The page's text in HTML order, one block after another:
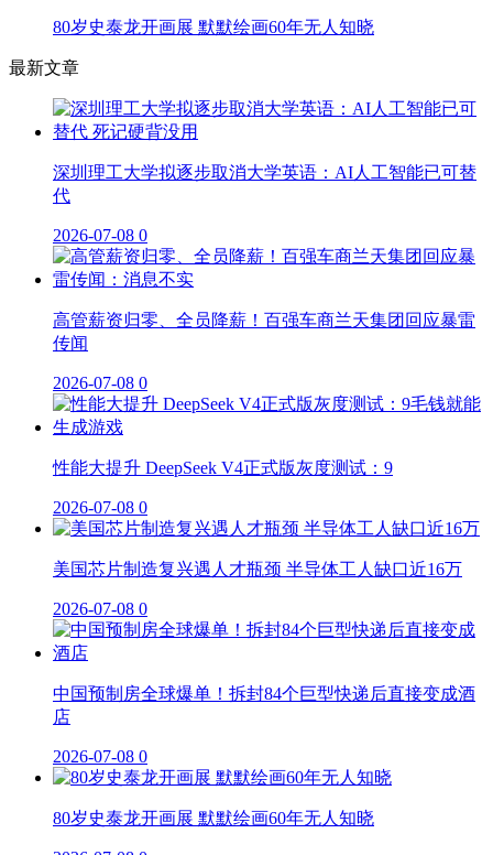
80岁史泰龙开画展 默默绘画60年无人知晓
最新文章
深圳理工大学拟逐步取消大学英语：AI人工智能已可替
代
2026-07-08 0
高管薪资归零、全员降薪！百强车商兰天集团回应暴雷
传闻
2026-07-08 0
性能大提升 DeepSeek V4正式版灰度测试：9
2026-07-08 0
美国芯片制造复兴遇人才瓶颈 半导体工人缺口近16万
2026-07-08 0
中国预制房全球爆单！拆封84个巨型快递后直接变成酒
店
2026-07-08 0
80岁史泰龙开画展 默默绘画60年无人知晓